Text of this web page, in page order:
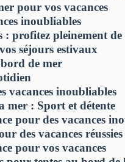
pour vos vacances
inoubliables
profitez pleinement de
séjours estivaux
de mer
vacances inoubliables
mer : Sport et détente
pour des vacances
des vacances réussies
pour vos vacances